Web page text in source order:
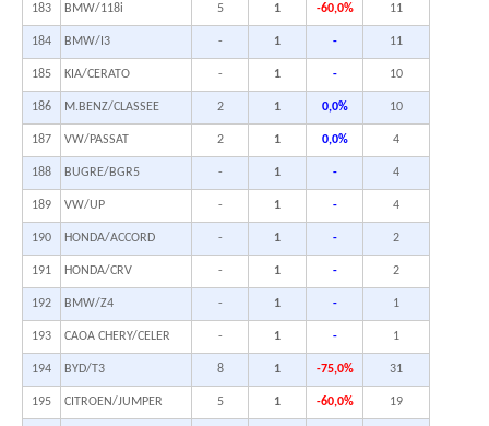
183 BMW/118i 5 1 -60,0% 11
184 BMW/I3 - 1 - 11
185 KIA/CERATO - 1 - 10
186 M.BENZ/CLASSEE 2 1 0,0% 10
187 VW/PASSAT 2 1 0,0% 4
188 BUGRE/BGR5 - 1 - 4
189 VW/UP - 1 - 4
190 HONDA/ACCORD - 1 - 2
191 HONDA/CRV - 1 - 2
192 BMW/Z4 - 1 - 1
193 CAOA CHERY/CELER - 1 - 1
194 BYD/T3 8 1 -75,0% 31
195 CITROEN/JUMPER 5 1 -60,0% 19